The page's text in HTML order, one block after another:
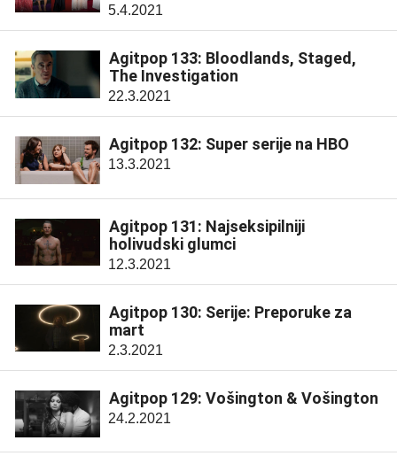
5.4.2021
Agitpop 133: Bloodlands, Staged,
The Investigation
22.3.2021
Agitpop 132: Super serije na HBO
13.3.2021
Agitpop 131: Najseksipilniji
holivudski glumci
12.3.2021
Agitpop 130: Serije: Preporuke za
mart
2.3.2021
Agitpop 129: Vošington & Vošington
24.2.2021